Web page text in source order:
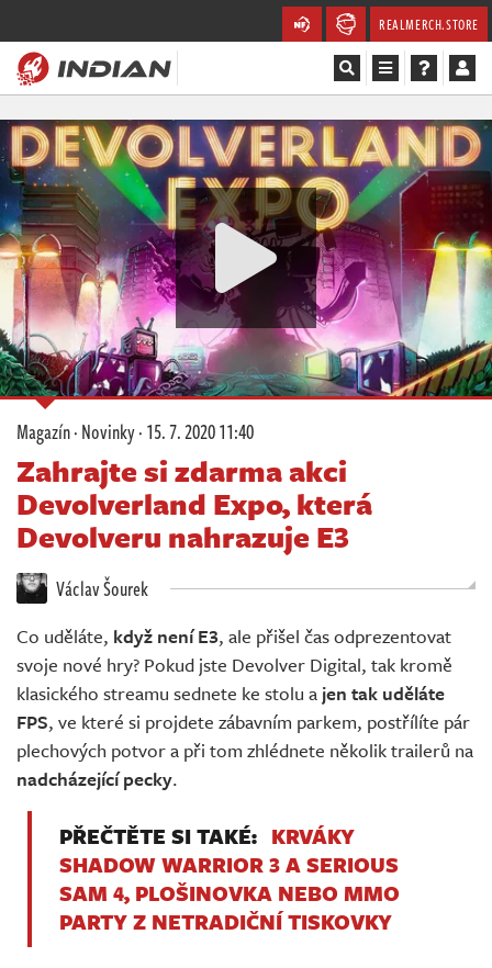
REALMERCH.STORE
Magazín
Recenze
Videa
Soutěže
Databáze
Komunita
Redakce
Živě
Magazín·Novinky·15. 7. 2020 11:40
Zahrajte si zdarma akci
Devolverland Expo, která
Devolveru nahrazuje E3
Václav Šourek
Co uděláte, když není E3, ale přišel čas odprezentovat
svoje nové hry? Pokud jste Devolver Digital, tak kromě
klasického streamu sednete ke stolu a jen tak uděláte
FPS, ve které si projdete zábavním parkem, postřílíte pár
plechových potvor a při tom zhlédnete několik trailerů na
nadcházející pecky.
PŘEČTĚTE SI TAKÉ: KRVÁKY
SHADOW WARRIOR 3 A SERIOUS
SAM 4, PLOŠINOVKA NEBO MMO
PARTY Z NETRADIČNÍ TISKOVKY